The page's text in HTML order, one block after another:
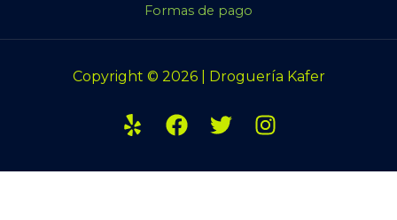
Formas de pago
Copyright © 2026 | Droguería Kafer